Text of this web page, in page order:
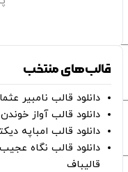
قالب‌های منتخب
دانلود قالب نامبیر
دانلود قالب آواز خوندن
دانلود قالب امباپه
دانلود قالب نگاه
قالیباف